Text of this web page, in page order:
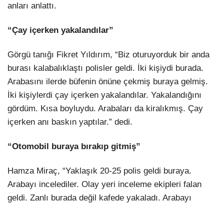
anları anlattı.
“Çay içerken yakalandılar”
Görgü tanığı Fikret Yıldırım, “Biz oturuyorduk bir anda
burası kalabalıklaştı polisler geldi. İki kişiydi burada.
Arabasını ilerde büfenin önüne çekmiş buraya gelmiş.
İki kişiylerdi çay içerken yakalandılar. Yakalandığını
gördüm. Kısa boyluydu. Arabaları da kiralıkmış. Çay
içerken anı baskın yaptılar.” dedi.
“Otomobil buraya bırakıp gitmiş”
Hamza Miraç, “Yaklaşık 20-25 polis geldi buraya.
Arabayı incelediler. Olay yeri inceleme ekipleri falan
geldi. Zanlı burada değil kafede yakaladı. Arabayı